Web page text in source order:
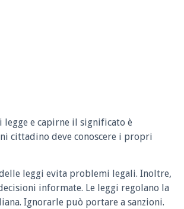
legge e capirne il significato è
cittadino deve conoscere i propri
leggi evita problemi legali. Inoltre,
informate. Le leggi regolano la
Ignorarle può portare a sanzioni.